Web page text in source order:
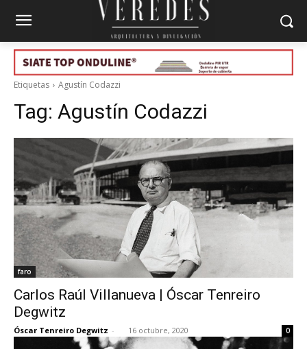
Etiquetas Agustín Codazzi
Tag: Agustín Codazzi
faro
Carlos Raúl Villanueva | Óscar Tenreiro
Degwitz
Óscar Tenreiro Degwitz - 16 octubre, 2020 0